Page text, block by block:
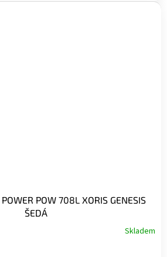
POW 708L XORIS GENESIS
ŠEDÁ
Skladem